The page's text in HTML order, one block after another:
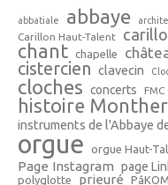
abbatiale abbaye
Carillon Haut-Talent
chant chapelle
cistercien clavecin
cloches concerts
histoire
instruments de l'Abbaye
orgue orgue Haut-
Page Instagram page
polyglotte prieuré